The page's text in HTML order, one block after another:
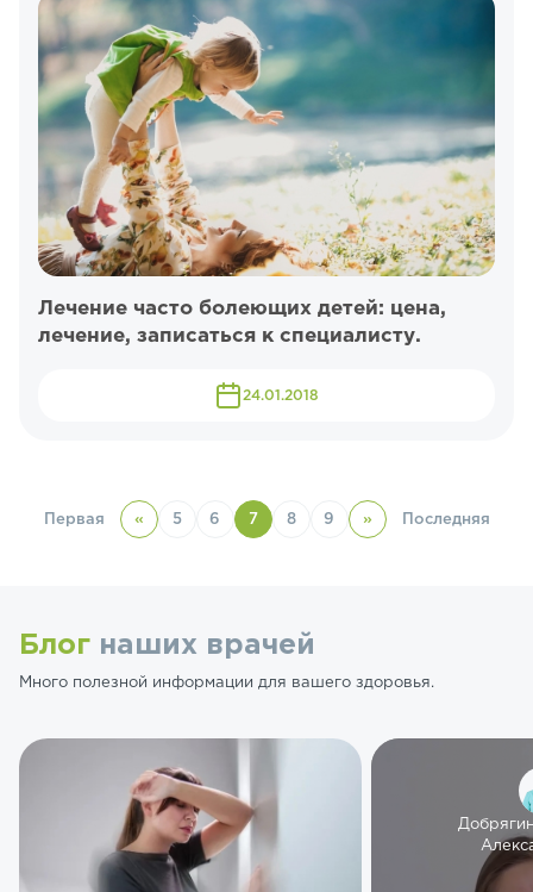
Лечение часто болеющих детей: цена,
лечение, записаться к специалисту.
24.01.2018
Первая « 5 6 7 8 9 » Последняя
Блог наших врачей
Много полезной информации для вашего здоровья.